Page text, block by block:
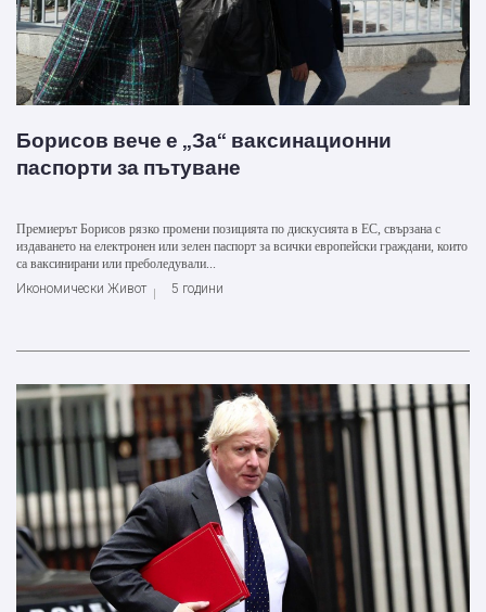
Борисов вече е „За“ ваксинационни
паспорти за пътуване
Премиерът Борисов рязко промени позицията по дискусията в ЕС, свързана с
издаването на електронен или зелен паспорт за всички европейски граждани, които
са ваксинирани или преболедували...
Икономически Живот
5 години